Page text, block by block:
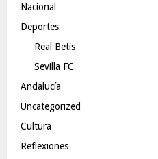
Nacional
Deportes
Real Betis
Sevilla FC
Andalucía
Uncategorized
Cultura
Reflexiones